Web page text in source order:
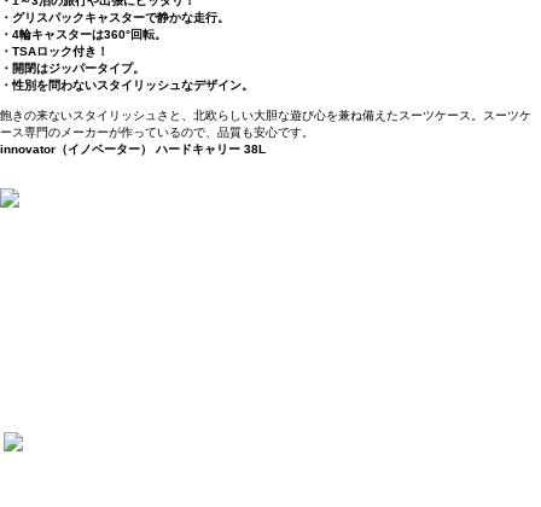
・グリスパックキャスターで静かな走行。
・4輪キャスターは360°回転。
・TSAロック付き！
・開閉はジッパータイプ。
・性別を問わないスタイリッシュなデザイン。
飽きの来ないスタイリッシュさと、北欧らしい大胆な遊び心を兼ね備えたスーツケース。スーツケ
ース専門のメーカーが作っているので、品質も安心です。
innovator（イノベーター） ハードキャリー 38L